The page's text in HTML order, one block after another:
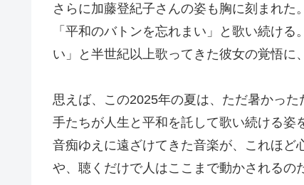
さらに加藤登紀子さんの姿も胸に刻まれ
「平和のバトンを忘れまい」と歌い続け
い」と半世紀以上歌ってきた彼女の覚悟に
思えば、この2025年の夏は、ただ暑かっ
手たちが人生と平和を託して歌い続ける姿
音痴ゆえに遠ざけてきた音楽が、これほ
や、聴くだけで人はここまで動かされるの